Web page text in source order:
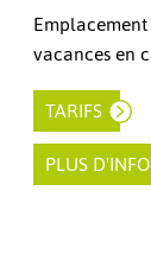
vacances en
TARIFS
PLUS